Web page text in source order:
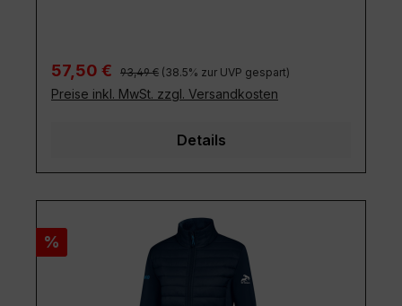
Verkaufspreis:
57,50 € Regulärer Preis:
93,49 € (38.5% zur UVP gespart)
Preise inkl. MwSt. zzgl. Versandkosten
Details
Rabatt
%